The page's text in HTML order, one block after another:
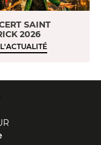
SAINT
2026